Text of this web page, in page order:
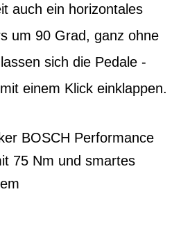
auch ein horizontales
um 90 Grad, ganz ohne
sich die Pedale -
einem Klick einklappen.
BOSCH Performance
75 Nm und smartes